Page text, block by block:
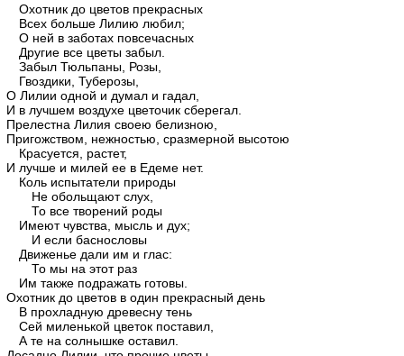
Рейтинг русских поэтов
Рейтинг стихотворений
Охотник до цветов прекрасных
Всех больше Лилию любил;
О ней в заботах повсечасных
Другие все цветы забыл.
Забыл Тюльпаны, Розы,
Гвоздики, Туберозы,
О Лилии одной и думал и гадал,
И в лучшем воздухе цветочик сберегал.
Прелестна Лилия своею белизною,
Пригожством, нежностью, сразмерной высотою
Красуется, растет,
И лучше и милей ее в Едеме нет.
Коль испытатели природы
Не обольщают слух,
То все творений роды
Имеют чувства, мысль и дух;
И если баснословы
Движенье дали им и глас:
То мы на этот раз
Им также подражать готовы.
Охотник до цветов в один прекрасный день
В прохладную древесну тень
Сей миленькой цветок поставил,
А те на солнышке оставил.